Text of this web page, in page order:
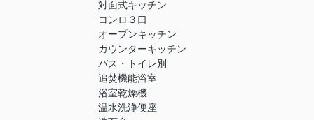
対面式キッチン
コンロ３口
オープンキッチン
カウンターキッチン
バス・トイレ別
追焚機能浴室
浴室乾燥機
温水洗浄便座